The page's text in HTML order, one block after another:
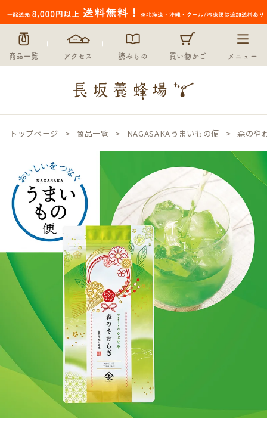
商品一覧 アクセス 読みもの 買い物かご メニュー
トップページ 商品一覧 NAGASAKAうまいもの便 森のや